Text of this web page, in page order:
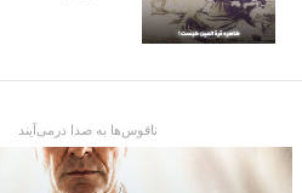
ناقوس‌ها به صدا در‌می‌آیند